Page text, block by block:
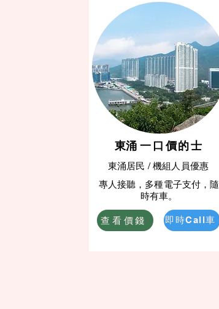
​東涌一口價的士
​東涌居民 / 機組人員優惠
專人接聽，多種電子支付，隨
時有車。
查看價錢 即時Call車